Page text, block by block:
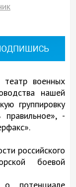
военных
нашей
группировку
-
российского
боевой